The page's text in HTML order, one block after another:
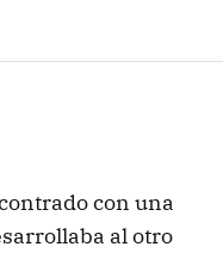
con una
al otro